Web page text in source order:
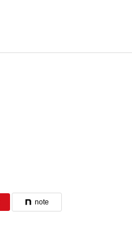
手足のしびれ
note